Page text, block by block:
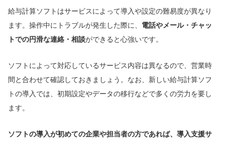
給与計算ソフトはサービスによって導入や設定の難易度が異なり
ます。操作中にトラブルが発生した際に、 電話やメール・チャッ
トでの円滑な連絡・相談ができると心強いです。
ソフトによって対応しているサービス内容は異なるので、営業時
間と合わせて確認しておきましょう。なお、新しい給与計算ソフ
トの導入では、初期設定やデータの移行などで多くの労力を要し
ます。
ソフトの導入が初めての企業や担当者の方であれば、導入支援サ